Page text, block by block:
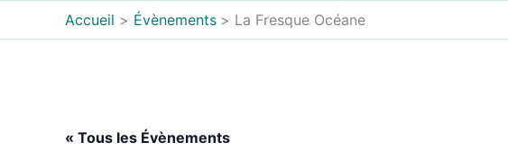
Accueil Évènements La Fresque Océane
« Tous les Évènements